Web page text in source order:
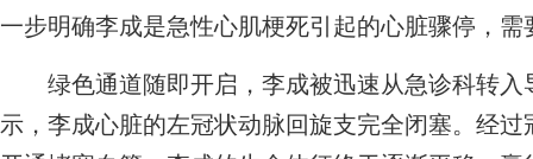
一步明确李成是急性心肌梗死引起的心脏骤停，需
绿色通道随即开启，李成被迅速从急诊科转入
示，李成心脏的左冠状动脉回旋支完全闭塞。经